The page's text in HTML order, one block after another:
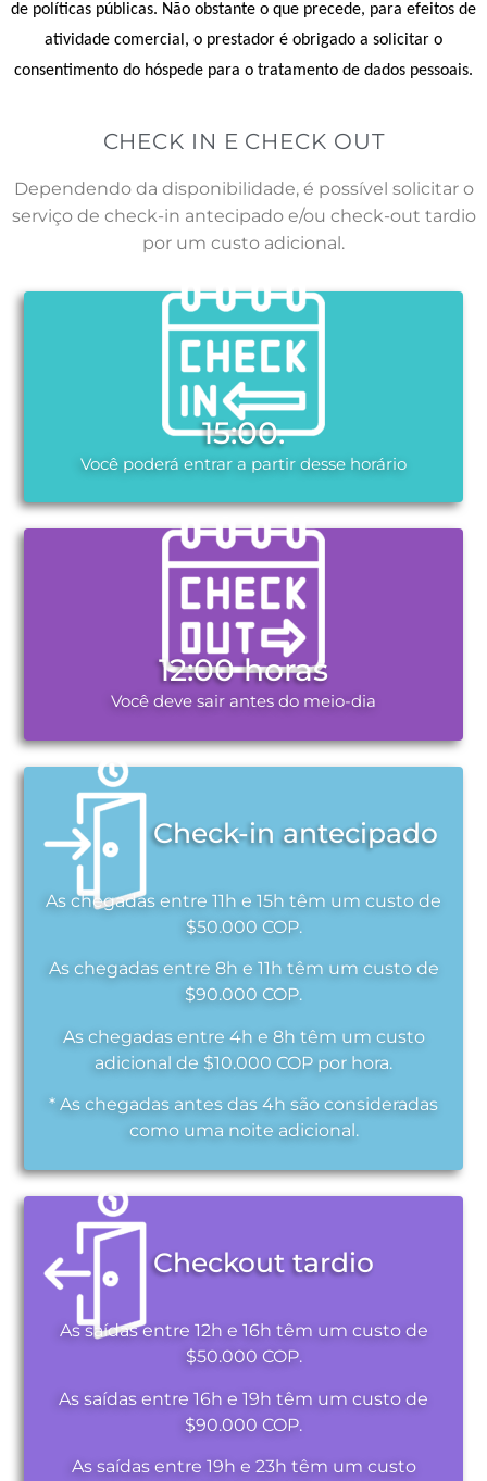
de políticas públicas. Não obstante o que precede, para efeitos de
atividade comercial, o prestador é obrigado a solicitar o
consentimento do hóspede para o tratamento de dados pessoais.
CHECK IN E CHECK OUT
Dependendo da disponibilidade, é possível solicitar o
serviço de check-in antecipado e/ou check-out tardio
por um custo adicional.
15:00.
Você poderá entrar a partir desse horário
12:00 horas
Você deve sair antes do meio-dia
Check-in antecipado
As chegadas entre 11h e 15h têm um custo de
$50.000 COP.
As chegadas entre 8h e 11h têm um custo de
$90.000 COP.
As chegadas entre 4h e 8h têm um custo
adicional de $10.000 COP por hora.
* As chegadas antes das 4h são consideradas
como uma noite adicional.
Checkout tardio
As saídas entre 12h e 16h têm um custo de
$50.000 COP.
As saídas entre 16h e 19h têm um custo de
$90.000 COP.
As saídas entre 19h e 23h têm um custo